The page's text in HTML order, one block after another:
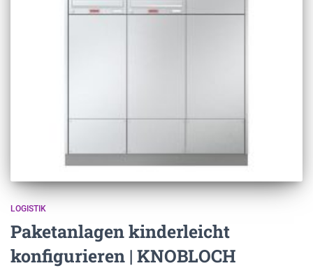
LOGISTIK
Paketanlagen kinderleicht
konfigurieren | KNOBLOCH